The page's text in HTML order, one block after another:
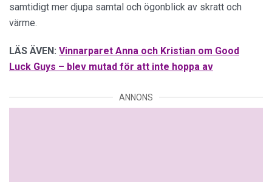
samtidigt mer djupa samtal och ögonblick av skratt och
värme.
LÄS ÄVEN: Vinnarparet Anna och Kristian om Good
Luck Guys – blev mutad för att inte hoppa av
ANNONS